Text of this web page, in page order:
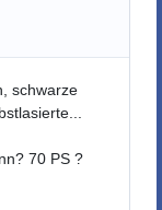
schwarze
70 PS ?